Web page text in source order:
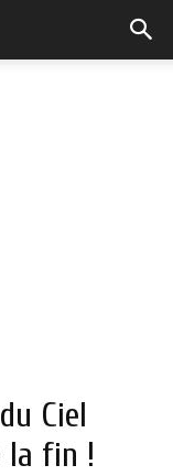
Ciel
la fin !